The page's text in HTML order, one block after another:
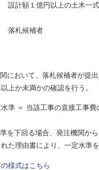
設計額１億円以上の土木一
落札候補者
おいて、落札候補者が提出
か未満かの確認を行う。
当該工事の直接工事費
下回る場合、発注機関から
由書により、一定水準を
様式はこちら